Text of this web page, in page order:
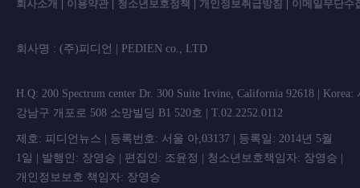
회사소개 이용약관 청소년보호정책 개인정보취급방침 이메일무단수
회사명 : (주)피디언 | PEDIEN co.,
H.Q: 200 Spectrum center Dr. 300 Suite Irvine, California 92618 | Korea:
강남구 개포로 508 소망빌딩 B1 520호 | T.02.2252.0112
제호: 피디언뉴스 | 등록번호: 서울 아,03137 | 등록일: 2014년 5월
1일 | 발행인: 장영승 | 편집인: 조윤정 | 청소년보호책임자: 장영승 |
개인정보보호 책임자: 장영승